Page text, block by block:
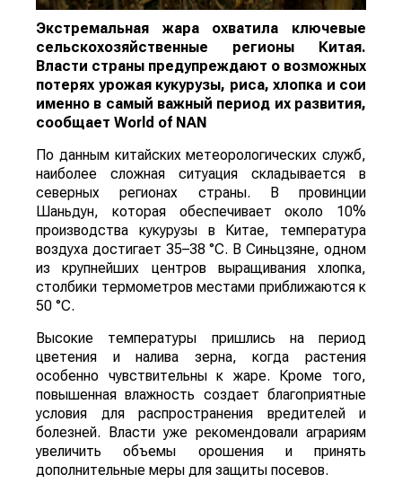
Экстремальная жара охватила ключевые
сельскохозяйственные регионы Китая.
Власти страны предупреждают о возможных
потерях урожая кукурузы, риса, хлопка и сои
именно в самый важный период их развития,
сообщает World of NAN
По данным китайских метеорологических служб,
наиболее сложная ситуация складывается в
северных регионах страны. В провинции
Шаньдун, которая обеспечивает около 10%
производства кукурузы в Китае, температура
воздуха достигает 35–38 °C. В Синьцзяне, одном
из крупнейших центров выращивания хлопка,
столбики термометров местами приближаются к
50 °C.
Высокие температуры пришлись на период
цветения и налива зерна, когда растения
особенно чувствительны к жаре. Кроме того,
повышенная влажность создает благоприятные
условия для распространения вредителей и
болезней. Власти уже рекомендовали аграриям
увеличить объемы орошения и принять
дополнительные меры для защиты посевов.